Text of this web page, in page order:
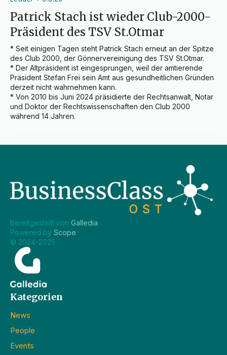
Patrick Stach ist wieder Club-2000-
Präsident des TSV St.Otmar
* Seit einigen Tagen steht Patrick Stach erneut an der Spitze
des Club 2000, der Gönnervereinigung des TSV St.Otmar.
* Der Altpräsident ist eingesprungen, weil der amtierende
Präsident Stefan Frei sein Amt aus gesundheitlichen Gründen
derzeit nicht wahrnehmen kann.
* Von 2010 bis Juni 2024 präsidierte der Rechtsanwalt, Notar
und Doktor der Rechtswissenschaften den Club 2000
während 14 Jahren.
Bereitgestellt von Galledia.
Powered by Scope.
© 2024-2025
Kategorien
News
People
Events